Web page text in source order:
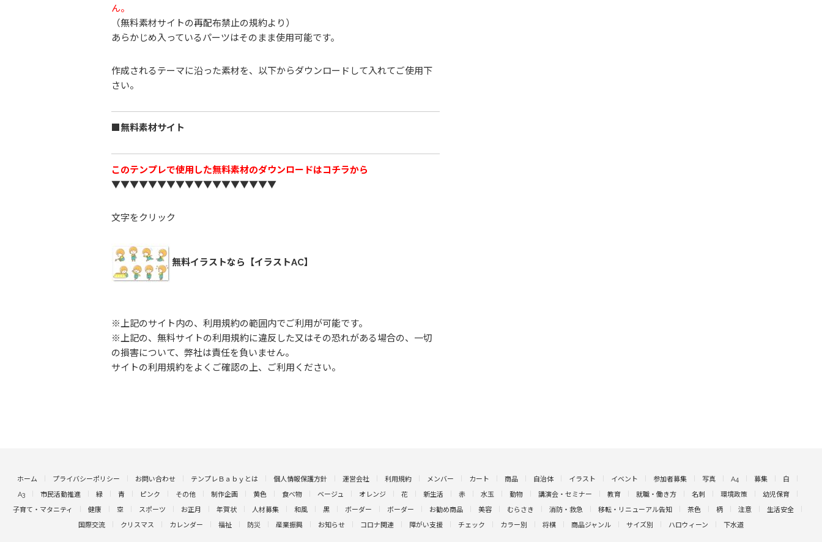
ん。
（無料素材サイトの再配布禁止の規約より）
あらかじめ入っているパーツはそのまま使用可能です。
作成されるテーマに沿った素材を、以下からダウンロードして入れてご使用下
さい。
■無料素材サイト
このテンプレで使用した無料素材のダウンロードはコチラから
▼▼▼▼▼▼▼▼▼▼▼▼▼▼▼▼▼▼
文字をクリック
無料イラストなら【イラストAC】
※上記のサイト内の、利用規約の範囲内でご利用が可能です。
※上記の、無料サイトの利用規約に違反した又はその恐れがある場合の、一切
の損害について、弊社は責任を負いません。
サイトの利用規約をよくご確認の上、ご利用ください。
ホーム プライバシーポリシー お問い合わせ テンプレＢａｂｙとは 個人情報保護方針 運営会社 利用規約 メンバー カート 商品 自治体 イラスト イベント 参加者募集 写真 A4 募集
白
A3
市民活動推進 緑 青 ピンク その他 制作企画 黄色 食べ物 ベージュ オレンジ 花 新生活 赤 水玉 動物 講演会・セミナー 教育 就職・働き方 名刺 環境政策
幼児保育
子育て・マタニティ
健康 空 スポーツ お正月 年賀状 人材募集 和風 黒 ボーダー ボーダー お勧め商品 美容 むらさき 消防・救急 移転・リニューアル告知 茶色 柄 注意
生活安全
国際交流
クリスマス カレンダー 福祉 防災 産業振興 お知らせ コロナ関連 障がい支援 チェック カラー別 将棋 商品ジャンル サイズ別 ハロウィーン 下水道